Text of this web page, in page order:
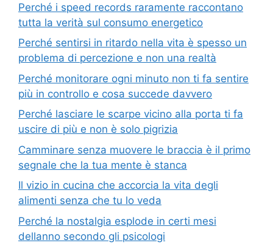
Perché i speed records raramente raccontano
tutta la verità sul consumo energetico
Perché sentirsi in ritardo nella vita è spesso un
problema di percezione e non una realtà
Perché monitorare ogni minuto non ti fa sentire
più in controllo e cosa succede davvero
Perché lasciare le scarpe vicino alla porta ti fa
uscire di più e non è solo pigrizia
Camminare senza muovere le braccia è il primo
segnale che la tua mente è stanca
Il vizio in cucina che accorcia la vita degli
alimenti senza che tu lo veda
Perché la nostalgia esplode in certi mesi
dellanno secondo gli psicologi